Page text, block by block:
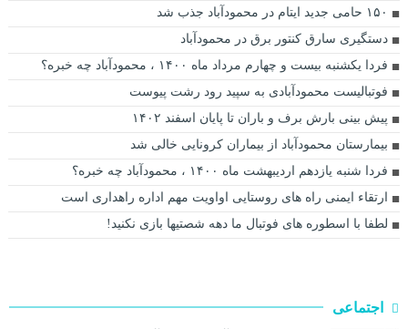
۱۵۰ حامی جدید ایتام در محمودآباد جذب شد
دستگیری سارق کنتور برق در محمودآباد
فردا یکشنبه بیست و چهارم مرداد ماه ۱۴۰۰ ، محمودآباد چه خبره؟
فوتبالیست محمودآبادی به سپید رود رشت پیوست
پیش بینی بارش برف و باران تا پایان اسفند ۱۴۰۲
بیمارستان محمودآباد از بیماران کرونایی خالی شد
فردا شنبه یازدهم اردیبهشت ماه ۱۴۰۰ ، محمودآباد چه خبره؟
ارتقاء ایمنی راه های روستایی اواویت مهم اداره راهداری است
لطفا با اسطوره های فوتبال ما دهه شصتیها بازی نکنید!
اجتماعی